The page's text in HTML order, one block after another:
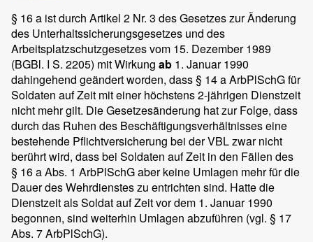
§ 16 a ist durch Artikel 2 Nr. 3 des Gesetzes zur Änderung
des Unterhaltssicherungsgesetzes und des
Arbeitsplatzschutzgesetzes vom 15. Dezember 1989
(BGBl. I S. 2205) mit Wirkung ab 1. Januar 1990
dahingehend geändert worden, dass § 14 a ArbPlSchG für
Soldaten auf Zeit mit einer höchstens 2-jährigen Dienstzeit
nicht mehr gilt. Die Gesetzesänderung hat zur Folge, dass
durch das Ruhen des Beschäftigungsverhältnisses eine
bestehende Pflichtversicherung bei der VBL zwar nicht
berührt wird, dass bei Soldaten auf Zeit in den Fällen des
§ 16 a Abs. 1 ArbPlSchG aber keine Umlagen mehr für die
Dauer des Wehrdienstes zu entrichten sind. Hatte die
Dienstzeit als Soldat auf Zeit vor dem 1. Januar 1990
begonnen, sind weiterhin Umlagen abzuführen (vgl. § 17
Abs. 7 ArbPlSchG).